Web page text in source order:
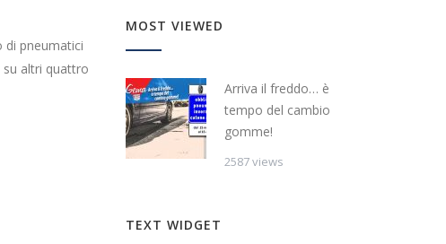
di pneumatici
su altri quattro
MOST VIEWED
Arriva il freddo… è
tempo del cambio
gomme!
2587 views
TEXT WIDGET